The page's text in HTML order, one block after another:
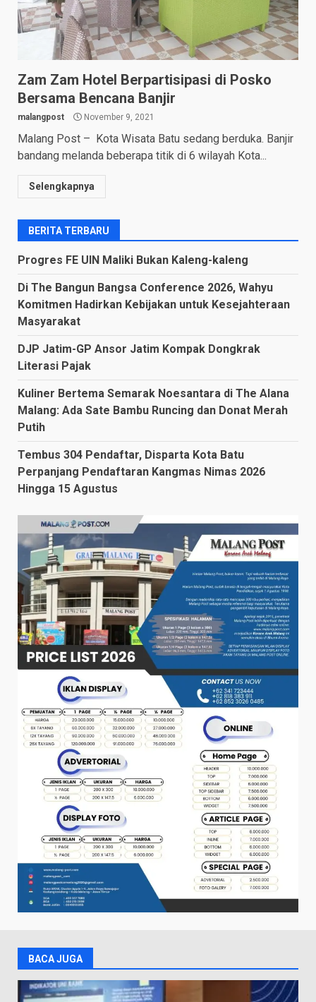
Zam Zam Hotel Berpartisipasi di Posko
Bersama Bencana Banjir
malangpost November 9, 2021
Malang Post – Kota Wisata Batu sedang berduka. Banjir
bandang melanda beberapa titik di 6 wilayah Kota...
Selengkapnya
BERITA TERBARU
Progres FE UIN Maliki Bukan Kaleng-kaleng
Di The Bangun Bangsa Conference 2026, Wahyu
Komitmen Hadirkan Kebijakan untuk Kesejahteraan
Masyarakat
DJP Jatim-GP Ansor Jatim Kompak Dongkrak
Literasi Pajak
Kuliner Bertema Semarak Noesantara di The Alana
Malang: Ada Sate Bambu Runcing dan Donat Merah
Putih
Tembus 304 Pendaftar, Disparta Kota Batu
Perpanjang Pendaftaran Kangmas Nimas 2026
Hingga 15 Agustus
BACA JUGA